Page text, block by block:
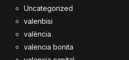
Uncategorized
valenbisi
valència
valencia bonita